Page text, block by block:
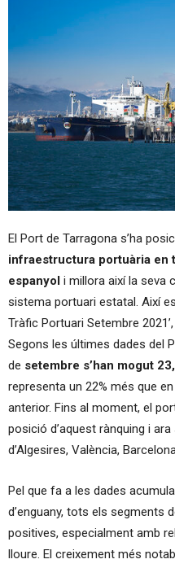
El Port de Tarragona s’ha
infraestructura portuària en
espanyol i millora així la seva
sistema portuari estatal. Així
Tràfic Portuari Setembre
Segons les últimes dades del
de setembre s’han mogut
representa un 22% més que
anterior. Fins al moment, el
posició d’aquest rànquing i
d’Algesires, València,
Pel que fa a les dades
d’enguany, tots els segments
positives, especialment amb
lloure. El creixement més